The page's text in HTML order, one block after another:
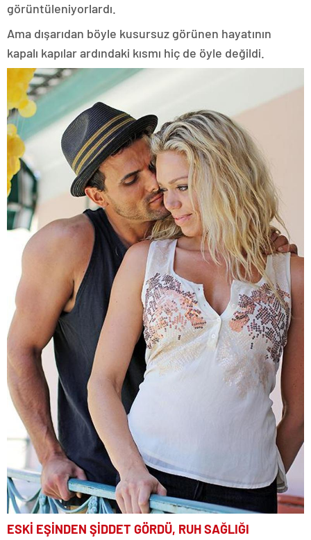
görüntüleniyorlardı.
Ama dışarıdan böyle kusursuz görünen hayatının
kapalı kapılar ardındaki kısmı hiç de öyle değildi.
ESKİ EŞİNDEN ŞİDDET GÖRDÜ, RUH SAĞLIĞI